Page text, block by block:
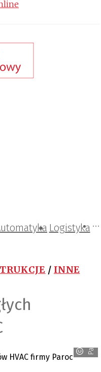
Logistyka
/ INNE
Paroc